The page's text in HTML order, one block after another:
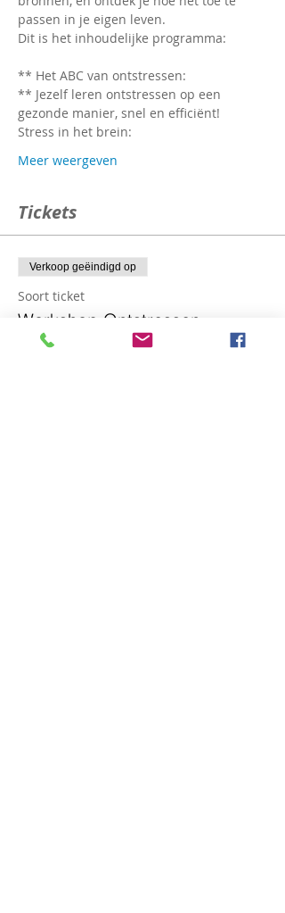
** Jezelf leren ontstressen op een
Meer weergeven
Tickets
Verkoop geëindigd op
Soort ticket
Workshop Ontstressen